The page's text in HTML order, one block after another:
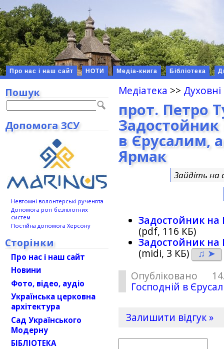
Про нас і наш сайт НОТИ Медіа-книга Бібліотека
Медіатека >>
прот. Петро
Задостойник
в Єрусалим,
Ярмак
Зайдіть на
Задостойник на
(pdf, 116 КБ)
Задостойник на
(midi, 3 КБ) ♫ ➤
Опубліковано
Господній в
Залишити відгук »
Пошук
Допомога ЗСУ
Невтомні волонтерські рученята
Допомога роті безпілотних
систем
Постійна допомога Херсону
Сторінки
Про нас і наш сайт
Новини
Фото, відео, аудіо
Українська церковна
архітектура
Сад Українського
Модерну
БІБЛІОТЕКА